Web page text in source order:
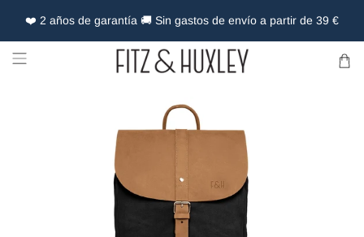
❤️ 2 años de garantía 🚚 Sin gastos de envío a partir de 39 €